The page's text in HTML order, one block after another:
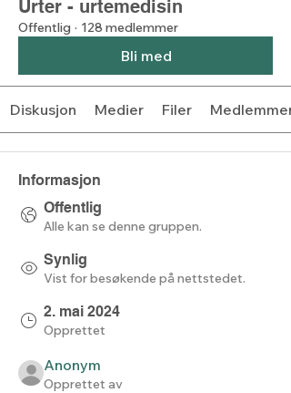
Urter - urtemedisin
Offentlig · 128 medlemmer
Bli med
Diskusjon Medier Filer Medlemmer
Informasjon
Offentlig
Alle kan se denne gruppen.
Synlig
Vist for besøkende på nettstedet.
2. mai 2024
Opprettet
Anonym
Opprettet av